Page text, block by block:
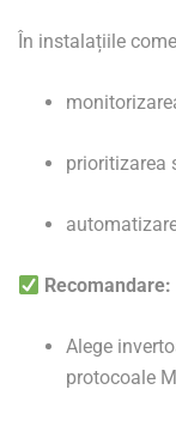
În instalațiile
prioritizarea
Recomandare:
Alege
protocoale